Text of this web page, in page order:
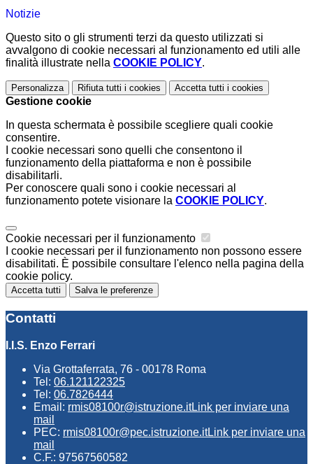
Notizie
Questo sito o gli strumenti terzi da questo utilizzati si
avvalgono di cookie necessari al funzionamento ed utili alle
finalità illustrate nella COOKIE POLICY.
Personalizza Rifiuta tutti i cookies Accetta tutti i cookies
Gestione cookie
In questa schermata è possibile scegliere quali cookie
consentire.
I cookie necessari sono quelli che consentono il
funzionamento della piattaforma e non è possibile
disabilitarli.
Per conoscere quali sono i cookie necessari al
funzionamento potete visionare la COOKIE POLICY.
Cookie necessari per il funzionamento
I cookie necessari per il funzionamento non possono essere
disabilitati. È possibile consultare l'elenco nella pagina della
cookie policy.
Accetta tutti Salva le preferenze
Contatti
I.I.S. Enzo Ferrari
Via Grottaferrata, 76 - 00178 Roma
Tel: 06.121122325
Tel: 06.7826444
Email: rmis08100r@istruzione.itLink per inviare una
mail
PEC: rmis08100r@pec.istruzione.itLink per inviare una
mail
C.F.: 97567560582